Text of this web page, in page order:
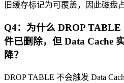
旧缓存标记为可覆盖，因此磁盘
Q4：为什么 DROP
件已删除，但 Data Cache
降？
DROP TABLE 不会触发 Data